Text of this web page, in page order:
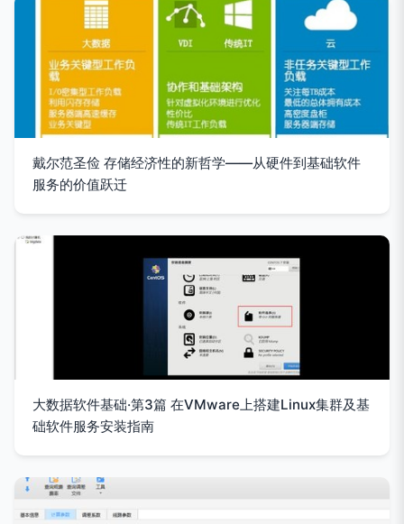
戴尔范圣俭 存储经济性的新哲学——从硬件到基础软件
服务的价值跃迁
大数据软件基础·第3篇 在VMware上搭建Linux集群及基
础软件服务安装指南